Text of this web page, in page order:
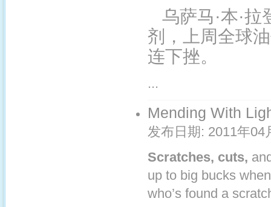
乌萨马·本·
剂，上周全球
连下挫。
...
Mending With
发布日期: 2011年04
Scratches, cuts,
up to big bucks
who’s found a